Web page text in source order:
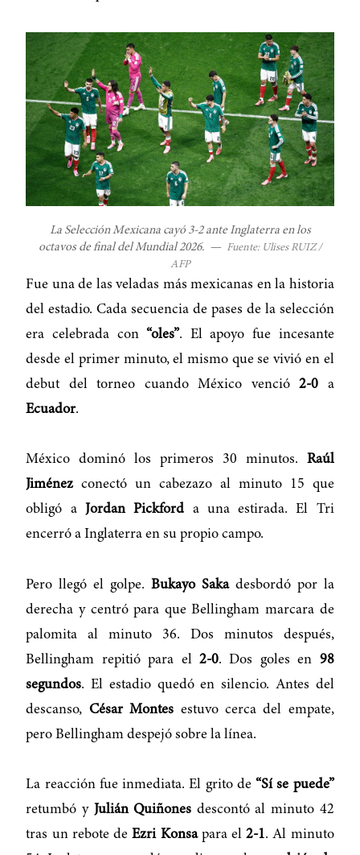
La Selección Mexicana cayó 3-2 ante Inglaterra en los
octavos de final del Mundial 2026. — Fuente: Ulises RUIZ /
AFP
Fue una de las veladas más mexicanas en la historia
del estadio. Cada secuencia de pases de la selección
era celebrada con“oles”. El apoyo fue incesante
desde el primer minuto, el mismo que se vivió en el
debut del torneo cuando México venció2-0 a
Ecuador.
México dominó los primeros 30 minutos. Raúl
Jiménezconectó un cabezazo al minuto 15 que
obligó a Jordan Pickford a una estirada. El Tri
encerró a Inglaterra en su propio campo.
Pero llegó el golpe. Bukayo Sakadesbordó por la
derecha y centró para que Bellingham marcara de
palomita al minuto 36. Dos minutos después,
Bellingham repitió para el 2-0. Dos goles en 98
segundos. El estadio quedó en silencio. Antes del
descanso, César Montes estuvo cerca del empate,
pero Bellingham despejó sobre la línea.
La reacción fue inmediata. El grito de “Sí se puede”
retumbó y Julián Quiñones descontó al minuto 42
tras un rebote deEzri Konsapara el2-1. Al minuto